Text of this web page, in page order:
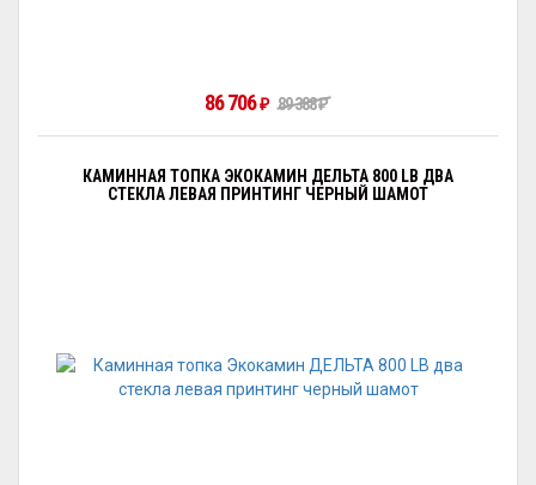
86 706 ₽ 89 388₽
КАМИННАЯ ТОПКА ЭКОКАМИН ДЕЛЬТА 800 LB ДВА
СТЕКЛА ЛЕВАЯ ПРИНТИНГ ЧЕРНЫЙ ШАМОТ